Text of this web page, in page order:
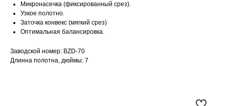
Микронасечка (фиксированный срез).
Узкое полотно.
Заточка конвекс (мягкий срез)
Оптимальная балансировка.
Заводской номер: BZD-70
Длинна полотна, дюймы: 7